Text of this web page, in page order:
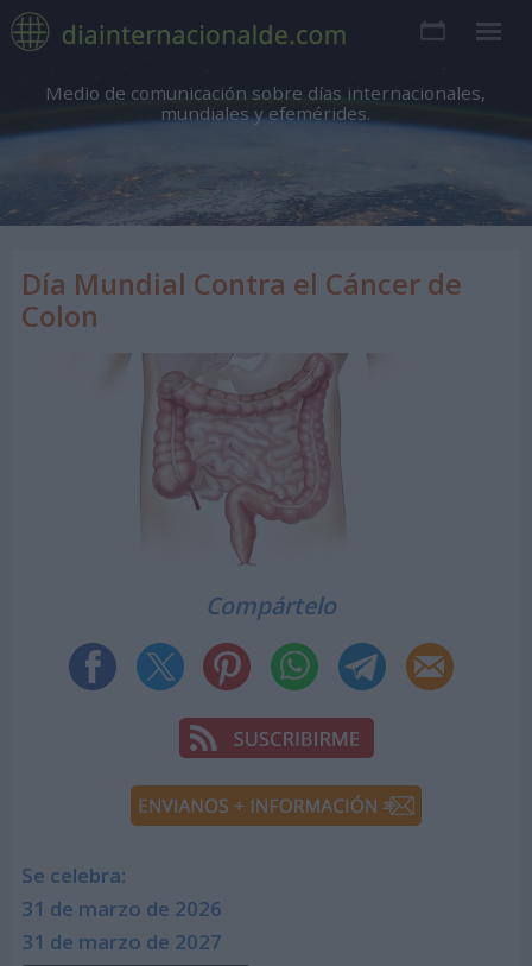
Medio de comunicación sobre días internacionales,
mundiales y efemérides.
Día Mundial Contra el Cáncer de
Colon
Compártelo
Se celebra:
31 de marzo de 2026
31 de marzo de 2027